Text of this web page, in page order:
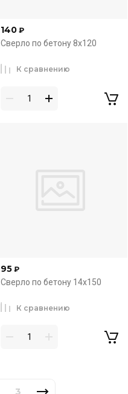
140 ₽
Сверло по бетону 8х120
К сравнению
95 ₽
Сверло по бетону 14х150
К сравнению
3